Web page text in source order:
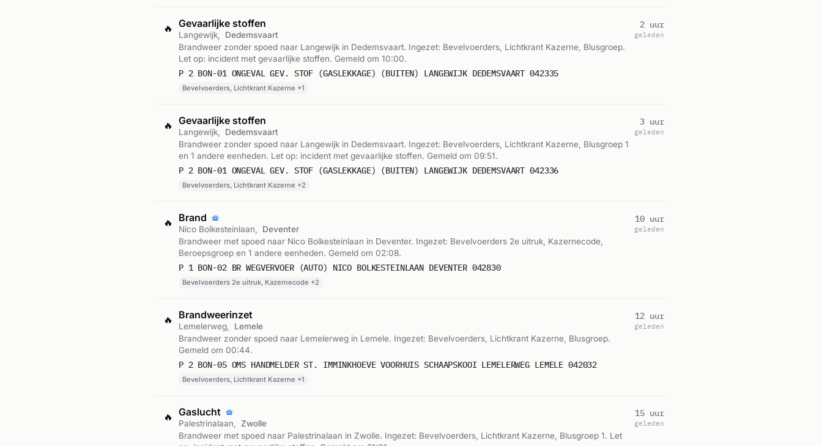
🔥 Gevaarlijke stoffen
Langewijk,
Dedemsvaart
Brandweer zonder spoed naar Langewijk in Dedemsvaart. Ingezet: Bevelvoerders, Lichtkrant Kazerne, Blusgroep.
Let op: incident met gevaarlijke stoffen. Gemeld om 10:00.
P 2 BON-01 ONGEVAL GEV. STOF (GASLEKKAGE) (BUITEN) LANGEWIJK DEDEMSVAART 042335
Bevelvoerders, Lichtkrant Kazerne +1
2 uur
geleden
🔥 Gevaarlijke stoffen
Langewijk,
Dedemsvaart
Brandweer zonder spoed naar Langewijk in Dedemsvaart. Ingezet: Bevelvoerders, Lichtkrant Kazerne, Blusgroep 1
en 1 andere eenheden. Let op: incident met gevaarlijke stoffen. Gemeld om 09:51.
P 2 BON-01 ONGEVAL GEV. STOF (GASLEKKAGE) (BUITEN) LANGEWIJK DEDEMSVAART 042336
Bevelvoerders, Lichtkrant Kazerne +2
3 uur
geleden
🔥 Brand
Nico Bolkesteinlaan,
Deventer
Brandweer met spoed naar Nico Bolkesteinlaan in Deventer. Ingezet: Bevelvoerders 2e uitruk, Kazernecode,
Beroepsgroep en 1 andere eenheden. Gemeld om 02:08.
P 1 BON-02 BR WEGVERVOER (AUTO) NICO BOLKESTEINLAAN DEVENTER 042830
Bevelvoerders 2e uitruk, Kazernecode +2
10 uur
geleden
🔥 Brandweerinzet
Lemelerweg,
Lemele
Brandweer zonder spoed naar Lemelerweg in Lemele. Ingezet: Bevelvoerders, Lichtkrant Kazerne, Blusgroep.
Gemeld om 00:44.
P 2 BON-05 OMS HANDMELDER ST. IMMINKHOEVE VOORHUIS SCHAAPSKOOI LEMELERWEG LEMELE 042032
Bevelvoerders, Lichtkrant Kazerne +1
12 uur
geleden
🔥 Gaslucht
Palestrinalaan, Zwolle
Brandweer met spoed naar Palestrinalaan in Zwolle. Ingezet: Bevelvoerders, Lichtkrant Kazerne, Blusgroep 1. Let
15 uur
geleden